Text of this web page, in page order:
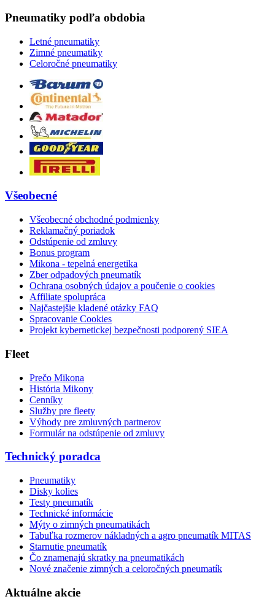
Pneumatiky podľa obdobia
Letné pneumatiky
Zimné pneumatiky
Celoročné pneumatiky
Všeobecné
Všeobecné obchodné podmienky
Reklamačný poriadok
Odstúpenie od zmluvy
Bonus program
Mikona - tepelná energetika
Zber odpadových pneumatík
Ochrana osobných údajov a poučenie o cookies
Affiliate spolupráca
Najčastejšie kladené otázky FAQ
Spracovanie Cookies
Projekt kybernetickej bezpečnosti podporený SIEA
Fleet
Prečo Mikona
História Mikony
Cenníky
Služby pre fleety
Výhody pre zmluvných partnerov
Formulár na odstúpenie od zmluvy
Technický poradca
Pneumatiky
Disky kolies
Testy pneumatík
Technické informácie
Mýty o zimných pneumatikách
Tabuľka rozmerov nákladných a agro pneumatík MITAS
Starnutie pneumatík
Čo znamenajú skratky na pneumatikách
Nové značenie zimných a celoročných pneumatík
Aktuálne akcie